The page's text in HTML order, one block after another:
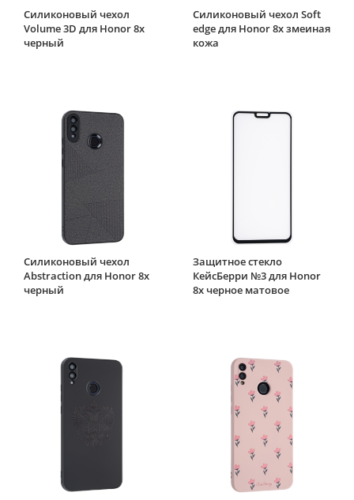
Силиконовый чехол
Volume 3D для Honor 8x
черный
Силиконовый чехол Soft
edge для Honor 8x змеиная
кожа
Силиконовый чехол
Abstraction для Honor 8x
черный
Защитное стекло
КейсБерри №3 для Honor
8x черное матовое